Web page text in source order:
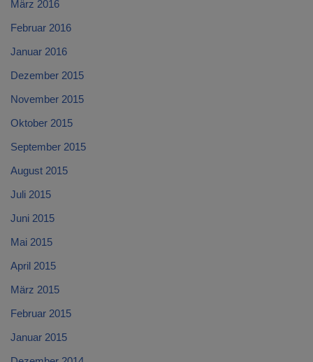
März 2016
Februar 2016
Januar 2016
Dezember 2015
November 2015
Oktober 2015
September 2015
August 2015
Juli 2015
Juni 2015
Mai 2015
April 2015
März 2015
Februar 2015
Januar 2015